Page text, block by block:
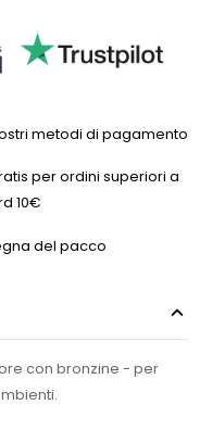
metodi di pagamento
per ordini superiori a
10€
del pacco
con bronzine - per